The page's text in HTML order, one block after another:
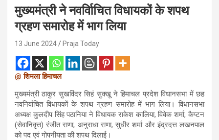
मुख्यमंत्री ने नवर्विाचित विधायकों के शपथ
ग्रहण समारोह में भाग लिया
13 June 2024 Praja Today
@ शिमला हिमाचल
मुख्यमंत्री ठाकुर सुखविंदर सिहं सुक्खू ने हिमाचल प्रदेश विधानसभा में छह
नवनिर्वाचित विधायकों के शपथ ग्रहण समारोह में भाग लिया। विधानसभा
अध्यक्ष कुलदीप सिंह पठानिया ने विधायक राकेश कालिया, विवेक शर्मा, कैप्टन
(सेवानिवृत्त) रंजीत राणा, अनुराधा राणा, सुधीर शर्मा और इंद्रदत्त लखनपाल
को पद एवं गोपनीयता की शपथ दिलाई।